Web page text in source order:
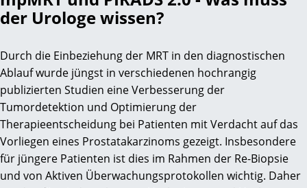
der Urologe wissen?
Durch die Einbeziehung der MRT in den diagnostischen
Ablauf wurde jüngst in verschiedenen hochrangig
publizierten Studien eine Verbesserung der
Tumordetektion und Optimierung der
Therapieentscheidung bei Patienten mit Verdacht auf das
Vorliegen eines Prostatakarzinoms gezeigt. Insbesondere
für jüngere Patienten ist dies im Rahmen der Re-Biopsie
und von Aktiven Überwachungsprotokollen wichtig. Daher